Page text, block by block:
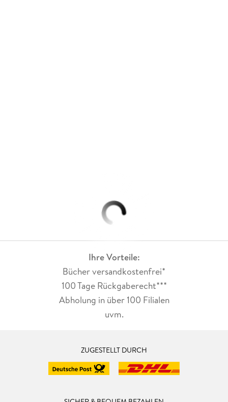
Ihre Vorteile:
Bücher versandkostenfrei*
100 Tage Rückgaberecht***
Abholung in über 100 Filialen
uvm.
ZUGESTELLT DURCH